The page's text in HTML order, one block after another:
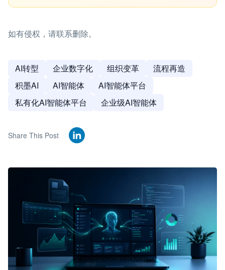
如有侵权，请联系删除。
AI转型 企业数字化 组织变革
流程再造
积墨AI
AI智能体
AI智能体平台
私有化AI智能体平台
企业级AI智能体
Share This Post